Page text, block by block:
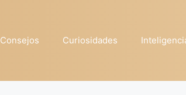
Consejos Curiosidades